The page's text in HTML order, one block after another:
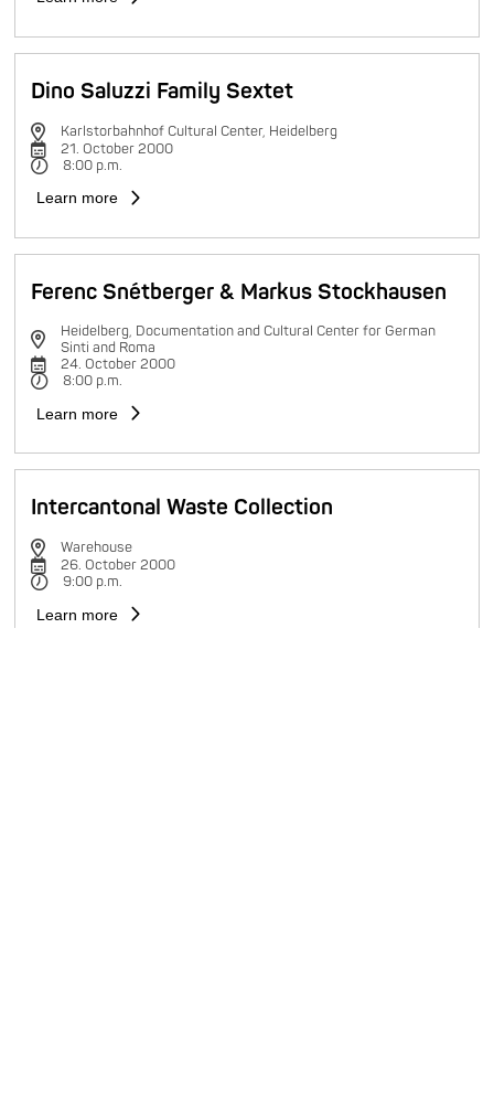
Dino Saluzzi Family Sextet
Karlstorbahnhof Cultural Center, Heidelberg
21. October 2000
8:00 p.m.
Learn more
Ferenc Snétberger & Markus Stockhausen
Heidelberg, Documentation and Cultural Center for German
Sinti and Roma
24. October 2000
8:00 p.m.
Learn more
Intercantonal Waste Collection
Warehouse
26. October 2000
9:00 p.m.
Learn more